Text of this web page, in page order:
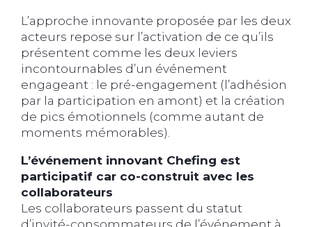
L’approche innovante proposée par les deux
acteurs repose sur l’activation de ce qu’ils
présentent comme les deux leviers
incontournables d’un événement
engageant : le pré-engagement (l’adhésion
par la participation en amont) et la création
de pics émotionnels (comme autant de
moments mémorables).
L’événement innovant Chefing est
participatif car co-construit avec les
collaborateurs
Les collaborateurs passent du statut